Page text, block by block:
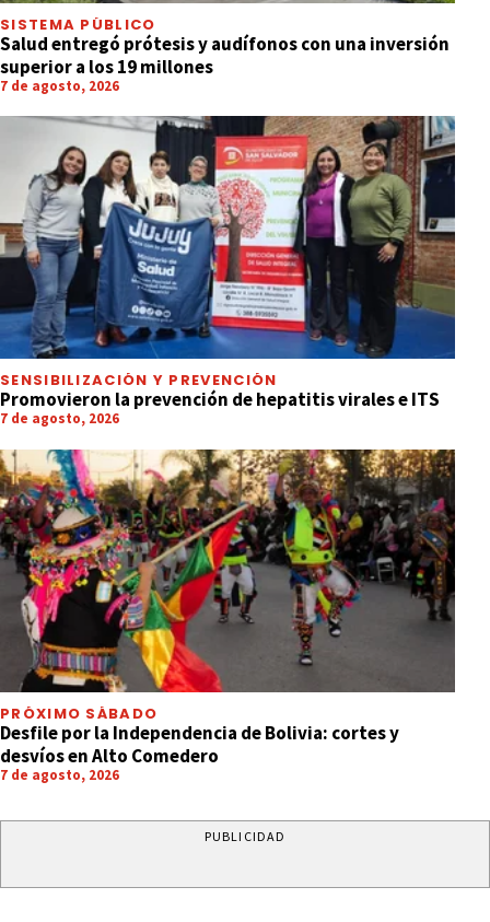
SISTEMA PÚBLICO
Salud entregó prótesis y audífonos con una inversión
superior a los 19 millones
7 de agosto, 2026
SENSIBILIZACIÓN Y PREVENCIÓN
Promovieron la prevención de hepatitis virales e ITS
7 de agosto, 2026
PRÓXIMO SÁBADO
Desfile por la Independencia de Bolivia: cortes y
desvíos en Alto Comedero
7 de agosto, 2026
PUBLICIDAD